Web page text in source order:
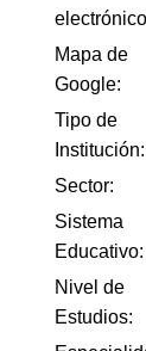
Mapa de
Google:
Tipo de
Institución:
Sector:
Sistema
Educativo:
Nivel de
Estudios: